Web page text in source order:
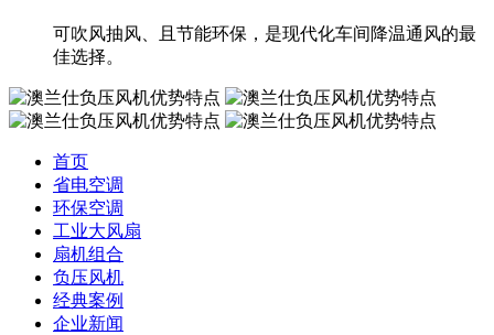
可吹风抽风、且节能环保，是现代化车间降温通风的最
佳选择。
首页
省电空调
环保空调
工业大风扇
扇机组合
负压风机
经典案例
企业新闻